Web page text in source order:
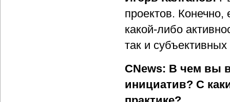
проектов.
какой-либо
так и
CNews: В чем вы
инициатив? С